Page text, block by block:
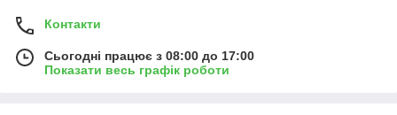
Контакти
Сьогодні працює з 08:00 до 17:00
Показати весь графік роботи